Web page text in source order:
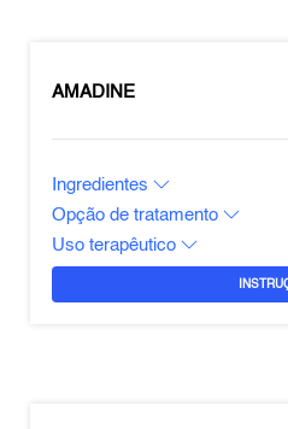
AMADINE
Ingredientes
Opção de tratamento
Uso terapêutico